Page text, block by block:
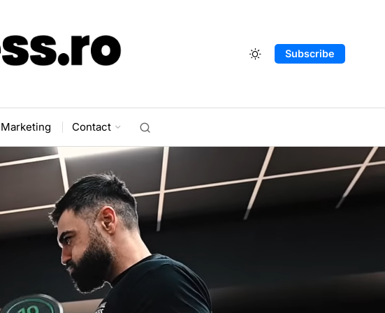
Subscribe
Marketing Contact